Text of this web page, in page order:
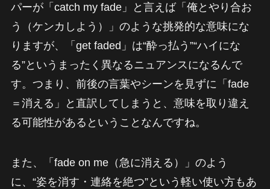
パーが「catch my fade」と言えば「俺とやり合お
う（ケンカしよう）」のような挑発的な意味にな
りますが、「get faded」は“酔っ払う”“ハイにな
る”というまったく異なるニュアンスになるんで
す。つまり、前後の言葉やシーンを見ずに「fade
＝消える」と直訳してしまうと、意味を取り違え
る可能性があるということなんですね。
また、「fade on me（急に消える）」のよう
に、“姿を消す・連絡を絶つ”という軽い使い方もあ